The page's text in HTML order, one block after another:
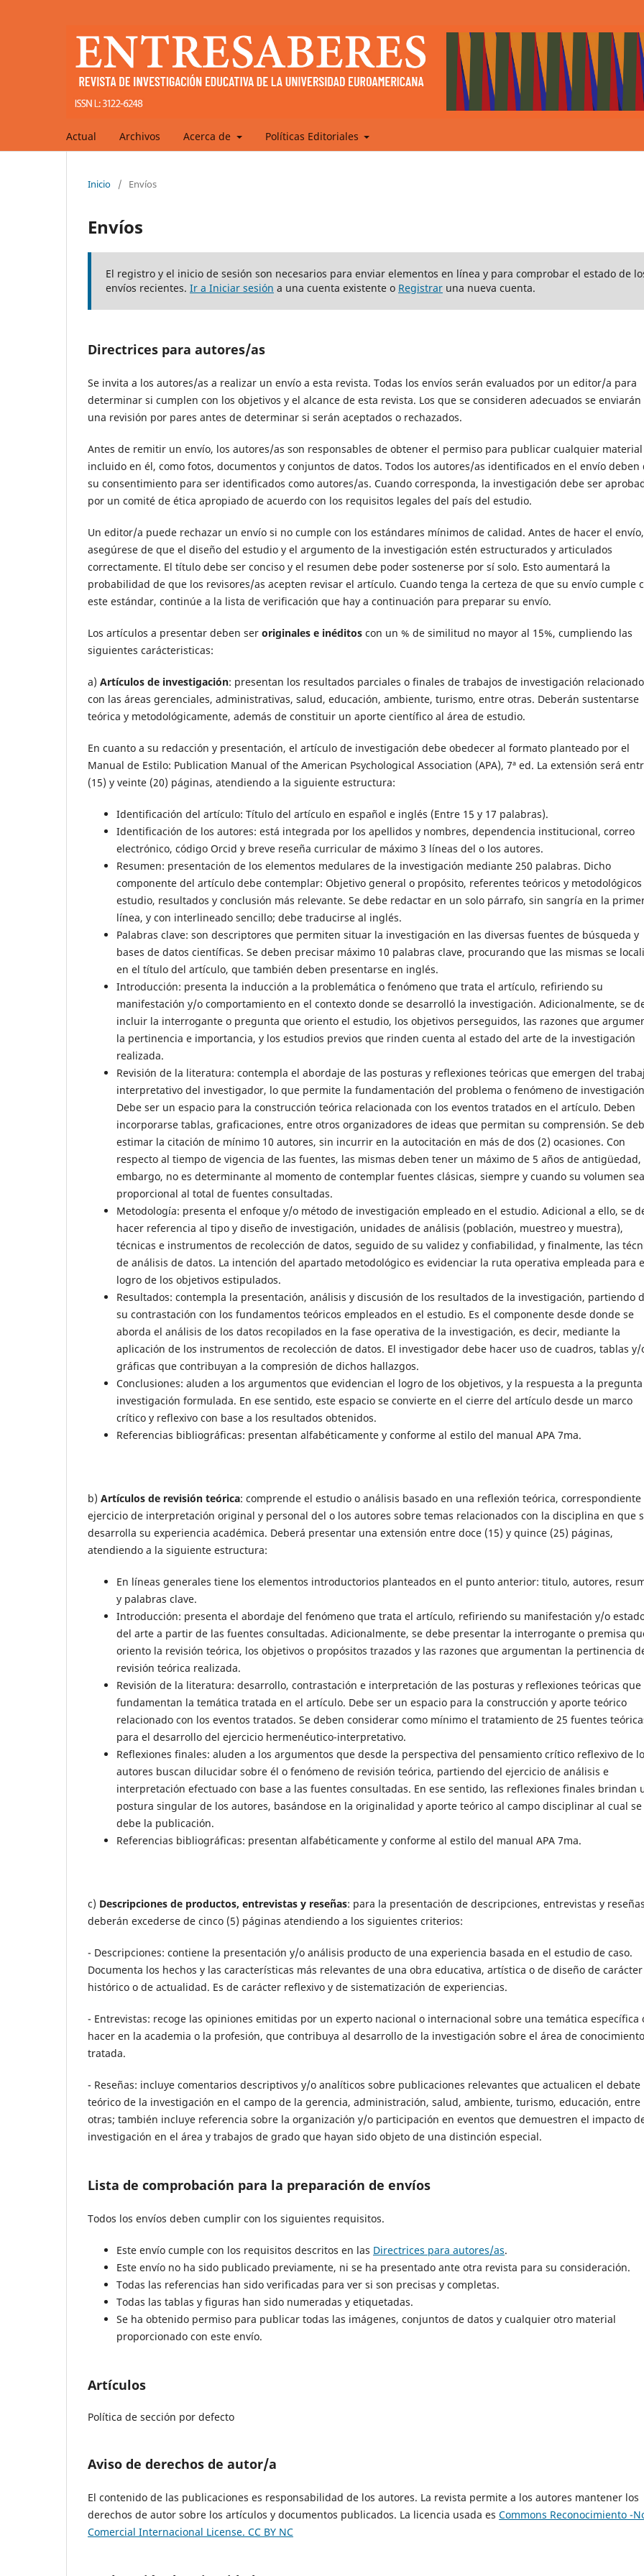
Actual Archivos Acerca de Políticas Editoriales
Inicio / Envíos
Envíos
El registro y el inicio de sesión son necesarios para enviar elementos en línea y para comprobar el estado de
envíos recientes. Ir a Iniciar sesión a una cuenta existente o Registrar una nueva cuenta.
Directrices para autores/as
Se invita a los autores/as a realizar un envío a esta revista. Todas los envíos serán evaluados por un editor/a para
determinar si cumplen con los objetivos y el alcance de esta revista. Los que se consideren adecuados se enviarán
una revisión por pares antes de determinar si serán aceptados o rechazados.
Antes de remitir un envío, los autores/as son responsables de obtener el permiso para publicar cualquier material
incluido en él, como fotos, documentos y conjuntos de datos. Todos los autores/as identificados en el envío deben
su consentimiento para ser identificados como autores/as. Cuando corresponda, la investigación debe ser
por un comité de ética apropiado de acuerdo con los requisitos legales del país del estudio.
Un editor/a puede rechazar un envío si no cumple con los estándares mínimos de calidad. Antes de hacer el envío,
asegúrese de que el diseño del estudio y el argumento de la investigación estén estructurados y articulados
correctamente. El título debe ser conciso y el resumen debe poder sostenerse por sí solo. Esto aumentará la
probabilidad de que los revisores/as acepten revisar el artículo. Cuando tenga la certeza de que su envío cumple
este estándar, continúe a la lista de verificación que hay a continuación para preparar su envío.
Los artículos a presentar deben ser originales e inéditos con un % de similitud no mayor al 15%, cumpliendo las
siguientes carácteristicas:
a) Artículos de investigación: presentan los resultados parciales o finales de trabajos de investigación
con las áreas gerenciales, administrativas, salud, educación, ambiente, turismo, entre otras. Deberán sustentarse
teórica y metodológicamente, además de constituir un aporte científico al área de estudio.
En cuanto a su redacción y presentación, el artículo de investigación debe obedecer al formato planteado por el
Manual de Estilo: Publication Manual of the American Psychological Association (APA), 7ª ed. La extensión será
(15) y veinte (20) páginas, atendiendo a la siguiente estructura:
Identificación del artículo: Título del artículo en español e inglés (Entre 15 y 17 palabras).
Identificación de los autores: está integrada por los apellidos y nombres, dependencia institucional, correo
electrónico, código Orcid y breve reseña curricular de máximo 3 líneas del o los autores.
Resumen: presentación de los elementos medulares de la investigación mediante 250 palabras. Dicho
componente del artículo debe contemplar: Objetivo general o propósito, referentes teóricos y metodológicos
estudio, resultados y conclusión más relevante. Se debe redactar en un solo párrafo, sin sangría en la
línea, y con interlineado sencillo; debe traducirse al inglés.
Palabras clave: son descriptores que permiten situar la investigación en las diversas fuentes de búsqueda y
bases de datos científicas. Se deben precisar máximo 10 palabras clave, procurando que las mismas se
en el título del artículo, que también deben presentarse en inglés.
Introducción: presenta la inducción a la problemática o fenómeno que trata el artículo, refiriendo su
manifestación y/o comportamiento en el contexto donde se desarrolló la investigación. Adicionalmente, se
incluir la interrogante o pregunta que oriento el estudio, los objetivos perseguidos, las razones que
la pertinencia e importancia, y los estudios previos que rinden cuenta al estado del arte de la investigación
realizada.
Revisión de la literatura: contempla el abordaje de las posturas y reflexiones teóricas que emergen del
interpretativo del investigador, lo que permite la fundamentación del problema o fenómeno de
Debe ser un espacio para la construcción teórica relacionada con los eventos tratados en el artículo. Deben
incorporarse tablas, graficaciones, entre otros organizadores de ideas que permitan su comprensión. Se
estimar la citación de mínimo 10 autores, sin incurrir en la autocitación en más de dos (2) ocasiones. Con
respecto al tiempo de vigencia de las fuentes, las mismas deben tener un máximo de 5 años de antigüedad,
embargo, no es determinante al momento de contemplar fuentes clásicas, siempre y cuando su volumen sea
proporcional al total de fuentes consultadas.
Metodología: presenta el enfoque y/o método de investigación empleado en el estudio. Adicional a ello, se
hacer referencia al tipo y diseño de investigación, unidades de análisis (población, muestreo y muestra),
técnicas e instrumentos de recolección de datos, seguido de su validez y confiabilidad, y finalmente, las
de análisis de datos. La intención del apartado metodológico es evidenciar la ruta operativa empleada para
logro de los objetivos estipulados.
Resultados: contempla la presentación, análisis y discusión de los resultados de la investigación, partiendo
su contrastación con los fundamentos teóricos empleados en el estudio. Es el componente desde donde se
aborda el análisis de los datos recopilados en la fase operativa de la investigación, es decir, mediante la
aplicación de los instrumentos de recolección de datos. El investigador debe hacer uso de cuadros, tablas y/
gráficas que contribuyan a la compresión de dichos hallazgos.
Conclusiones: aluden a los argumentos que evidencian el logro de los objetivos, y la respuesta a la
investigación formulada. En ese sentido, este espacio se convierte en el cierre del artículo desde un marco
crítico y reflexivo con base a los resultados obtenidos.
Referencias bibliográficas: presentan alfabéticamente y conforme al estilo del manual APA 7ma.
b) Artículos de revisión teórica: comprende el estudio o análisis basado en una reflexión teórica, correspondiente
ejercicio de interpretación original y personal del o los autores sobre temas relacionados con la disciplina en que
desarrolla su experiencia académica. Deberá presentar una extensión entre doce (15) y quince (25) páginas,
atendiendo a la siguiente estructura:
En líneas generales tiene los elementos introductorios planteados en el punto anterior: titulo, autores,
y palabras clave.
Introducción: presenta el abordaje del fenómeno que trata el artículo, refiriendo su manifestación y/o
del arte a partir de las fuentes consultadas. Adicionalmente, se debe presentar la interrogante o premisa
oriento la revisión teórica, los objetivos o propósitos trazados y las razones que argumentan la pertinencia
revisión teórica realizada.
Revisión de la literatura: desarrollo, contrastación e interpretación de las posturas y reflexiones teóricas que
fundamentan la temática tratada en el artículo. Debe ser un espacio para la construcción y aporte teórico
relacionado con los eventos tratados. Se deben considerar como mínimo el tratamiento de 25 fuentes
para el desarrollo del ejercicio hermenéutico-interpretativo.
Reflexiones finales: aluden a los argumentos que desde la perspectiva del pensamiento crítico reflexivo de
autores buscan dilucidar sobre él o fenómeno de revisión teórica, partiendo del ejercicio de análisis e
interpretación efectuado con base a las fuentes consultadas. En ese sentido, las reflexiones finales brindan
postura singular de los autores, basándose en la originalidad y aporte teórico al campo disciplinar al cual se
debe la publicación.
Referencias bibliográficas: presentan alfabéticamente y conforme al estilo del manual APA 7ma.
c) Descripciones de productos, entrevistas y reseñas: para la presentación de descripciones, entrevistas y
deberán excederse de cinco (5) páginas atendiendo a los siguientes criterios:
- Descripciones: contiene la presentación y/o análisis producto de una experiencia basada en el estudio de caso.
Documenta los hechos y las características más relevantes de una obra educativa, artística o de diseño de carácter
histórico o de actualidad. Es de carácter reflexivo y de sistematización de experiencias.
- Entrevistas: recoge las opiniones emitidas por un experto nacional o internacional sobre una temática específica
hacer en la academia o la profesión, que contribuya al desarrollo de la investigación sobre el área de conocimiento
tratada.
- Reseñas: incluye comentarios descriptivos y/o analíticos sobre publicaciones relevantes que actualicen el debate
teórico de la investigación en el campo de la gerencia, administración, salud, ambiente, turismo, educación, entre
otras; también incluye referencia sobre la organización y/o participación en eventos que demuestren el impacto
investigación en el área y trabajos de grado que hayan sido objeto de una distinción especial.
Lista de comprobación para la preparación de envíos
Todos los envíos deben cumplir con los siguientes requisitos.
Este envío cumple con los requisitos descritos en las Directrices para autores/as.
Este envío no ha sido publicado previamente, ni se ha presentado ante otra revista para su consideración.
Todas las referencias han sido verificadas para ver si son precisas y completas.
Todas las tablas y figuras han sido numeradas y etiquetadas.
Se ha obtenido permiso para publicar todas las imágenes, conjuntos de datos y cualquier otro material
proporcionado con este envío.
Artículos
Política de sección por defecto
Aviso de derechos de autor/a
El contenido de las publicaciones es responsabilidad de los autores. La revista permite a los autores mantener los
derechos de autor sobre los artículos y documentos publicados. La licencia usada es Commons Reconocimiento -
Comercial Internacional License. CC BY NC